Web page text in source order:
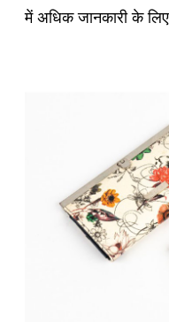
में अधिक जानकारी के